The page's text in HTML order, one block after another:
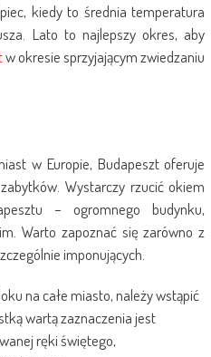
kiedy to średnia temperatura
Lato to najlepszy okres, aby
w okresie sprzyjającym zwiedzaniu
w Europie, Budapeszt oferuje
Wystarczy rzucić okiem
– ogromnego budynku,
Warto zapoznać się zarówno z
imponujących.
na całe miasto, należy wstąpić
wartą zaznaczenia jest
ręki świętego,